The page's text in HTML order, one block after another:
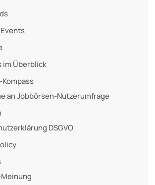
im Überblick
an Jobbörsen-Nutzerumfrage
DSGVO